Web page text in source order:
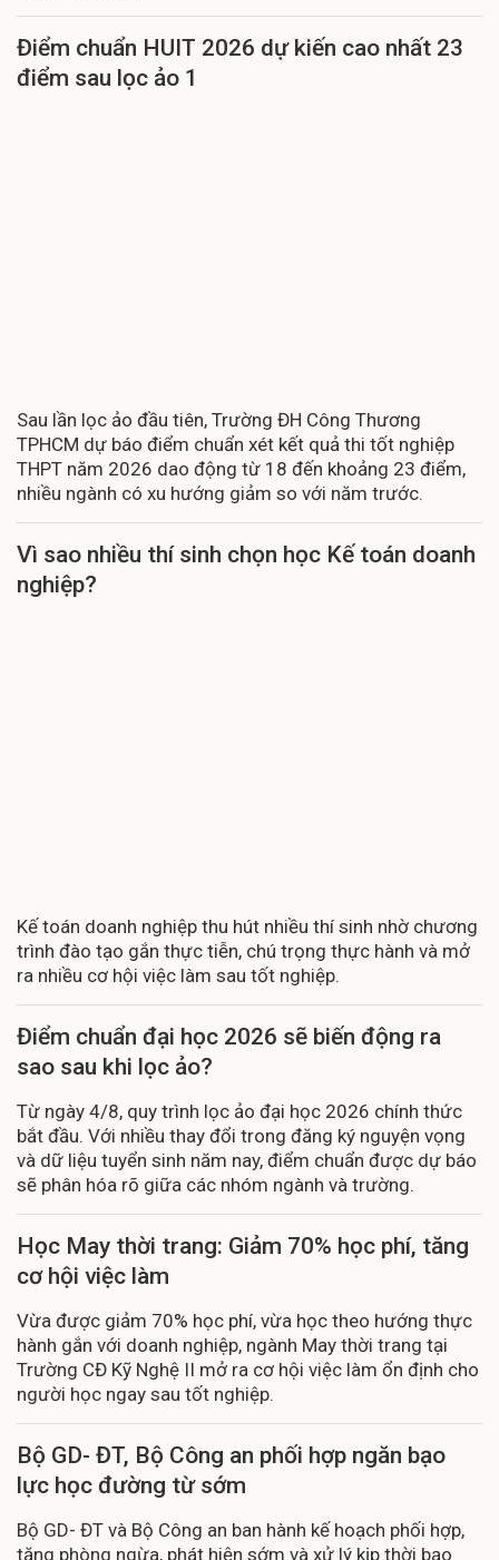
Điểm chuẩn HUIT 2026 dự kiến cao nhất 23
điểm sau lọc ảo 1
Sau lần lọc ảo đầu tiên, Trường ĐH Công Thương
TPHCM dự báo điểm chuẩn xét kết quả thi tốt nghiệp
THPT năm 2026 dao động từ 18 đến khoảng 23 điểm,
nhiều ngành có xu hướng giảm so với năm trước.
Vì sao nhiều thí sinh chọn học Kế toán doanh
nghiệp?
Kế toán doanh nghiệp thu hút nhiều thí sinh nhờ chương
trình đào tạo gắn thực tiễn, chú trọng thực hành và mở
ra nhiều cơ hội việc làm sau tốt nghiệp.
Điểm chuẩn đại học 2026 sẽ biến động ra
sao sau khi lọc ảo?
Từ ngày 4/8, quy trình lọc ảo đại học 2026 chính thức
bắt đầu. Với nhiều thay đổi trong đăng ký nguyện vọng
và dữ liệu tuyển sinh năm nay, điểm chuẩn được dự báo
sẽ phân hóa rõ giữa các nhóm ngành và trường.
Học May thời trang: Giảm 70% học phí, tăng
cơ hội việc làm
Vừa được giảm 70% học phí, vừa học theo hướng thực
hành gắn với doanh nghiệp, ngành May thời trang tại
Trường CĐ Kỹ Nghệ II mở ra cơ hội việc làm ổn định cho
người học ngay sau tốt nghiệp.
Bộ GD- ĐT, Bộ Công an phối hợp ngăn bạo
lực học đường từ sớm
Bộ GD- ĐT và Bộ Công an ban hành kế hoạch phối hợp,
tăng phòng ngừa, phát hiện sớm và xử lý kịp thời bạo